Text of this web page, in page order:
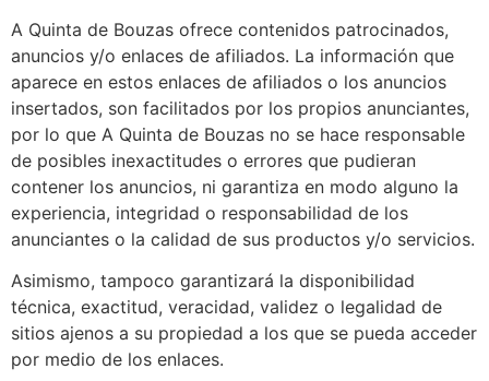
A Quinta de Bouzas ofrece contenidos patrocinados,
anuncios y/o enlaces de afiliados. La información que
aparece en estos enlaces de afiliados o los anuncios
insertados, son facilitados por los propios anunciantes,
por lo que A Quinta de Bouzas no se hace responsable
de posibles inexactitudes o errores que pudieran
contener los anuncios, ni garantiza en modo alguno la
experiencia, integridad o responsabilidad de los
anunciantes o la calidad de sus productos y/o servicios.
Asimismo, tampoco garantizará la disponibilidad
técnica, exactitud, veracidad, validez o legalidad de
sitios ajenos a su propiedad a los que se pueda acceder
por medio de los enlaces.